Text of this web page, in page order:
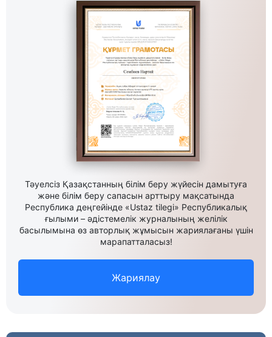
Тәуелсіз Қазақстанның білім беру жүйесін дамытуға
және білім беру сапасын арттыру мақсатында
Республика деңгейінде «Ustaz tilegi» Республикалық
ғылыми – әдістемелік журналының желілік
басылымына өз авторлық жұмысын жариялағаны үшін
марапатталасыз!
Жариялау